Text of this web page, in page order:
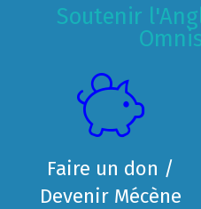
Soutenir
Faire un don /
Devenir Mécène